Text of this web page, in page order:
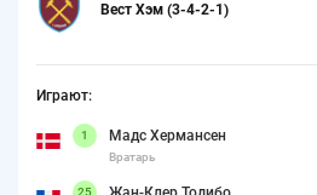
Вест Хэм (3-4-2-1)
Играют:
1 Мадс Хермансен
Вратарь
25